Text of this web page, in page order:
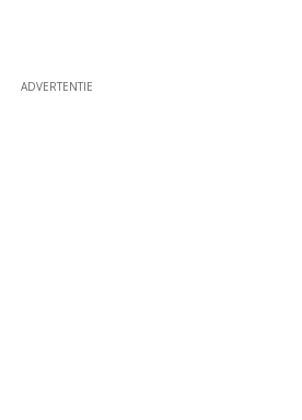
ADVERTENTIE